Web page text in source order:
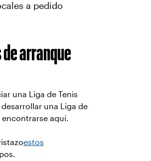
a pedido
de arranque
una Liga de Tenis
desarrollar una Liga de
encontrarse aquí.
estos